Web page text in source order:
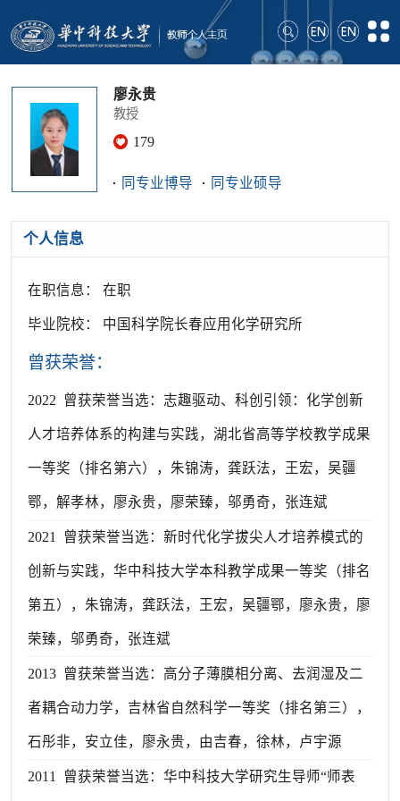
廖永贵
教授
179
同专业博导 同专业硕导
个人信息
在职信息： 在职
毕业院校： 中国科学院长春应用化学研究所
曾获荣誉：
2022 曾获荣誉当选：志趣驱动、科创引领：化学创新
人才培养体系的构建与实践，湖北省高等学校教学成果
一等奖（排名第六），朱锦涛，龚跃法，王宏，吴疆
鄂，解孝林，廖永贵，廖荣臻，邬勇奇，张连斌
2021 曾获荣誉当选：新时代化学拔尖人才培养模式的
创新与实践，华中科技大学本科教学成果一等奖（排名
第五），朱锦涛，龚跃法，王宏，吴疆鄂，廖永贵，廖
荣臻，邬勇奇，张连斌
2013 曾获荣誉当选：高分子薄膜相分离、去润湿及二
者耦合动力学，吉林省自然科学一等奖（排名第三），
石彤非，安立佳，廖永贵，由吉春，徐林，卢宇源
2011 曾获荣誉当选：华中科技大学研究生导师“师表